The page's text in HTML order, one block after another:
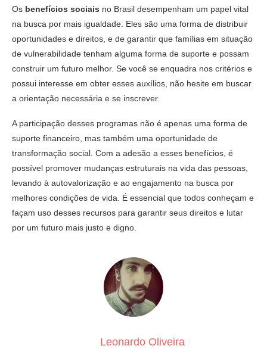
Os benefícios sociais no Brasil desempenham um papel vital
na busca por mais igualdade. Eles são uma forma de distribuir
oportunidades e direitos, e de garantir que famílias em situação
de vulnerabilidade tenham alguma forma de suporte e possam
construir um futuro melhor. Se você se enquadra nos critérios e
possui interesse em obter esses auxílios, não hesite em buscar
a orientação necessária e se inscrever.
A participação desses programas não é apenas uma forma de
suporte financeiro, mas também uma oportunidade de
transformação social. Com a adesão a esses benefícios, é
possível promover mudanças estruturais na vida das pessoas,
levando à autovalorização e ao engajamento na busca por
melhores condições de vida. É essencial que todos conheçam e
façam uso desses recursos para garantir seus direitos e lutar
por um futuro mais justo e digno.
Leonardo Oliveira